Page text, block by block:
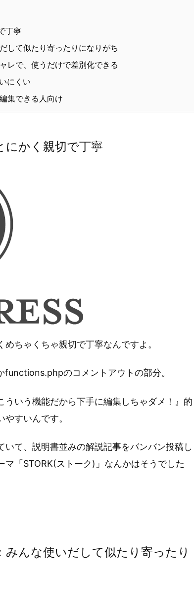
丁寧
して似たり寄ったりになりがち
レで、使うだけで差別化できる
にくい
集できる人向け
にかく親切で丁寧
ちゃくちゃ親切で丁寧なんですよ。
のコメントアウトの部分。
ういう機能だから下手に編集しちゃダメ！』的
すいんです。
て、説明書並みの解説記事をバンバン投稿し
「STORK(ストーク)」なんかはそうでした
んな使いだして似たり寄ったり